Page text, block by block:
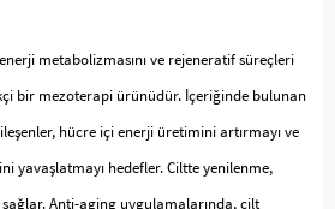
metabolizmasını ve rejeneratif süreçleri
bir mezoterapi ürünüdür. İçeriğinde bulunan
hücre içi enerji üretimini artırmayı ve
yavaşlatmayı hedefler. Ciltte yenilenme,
sağlar. Anti-aging uygulamalarında, cilt